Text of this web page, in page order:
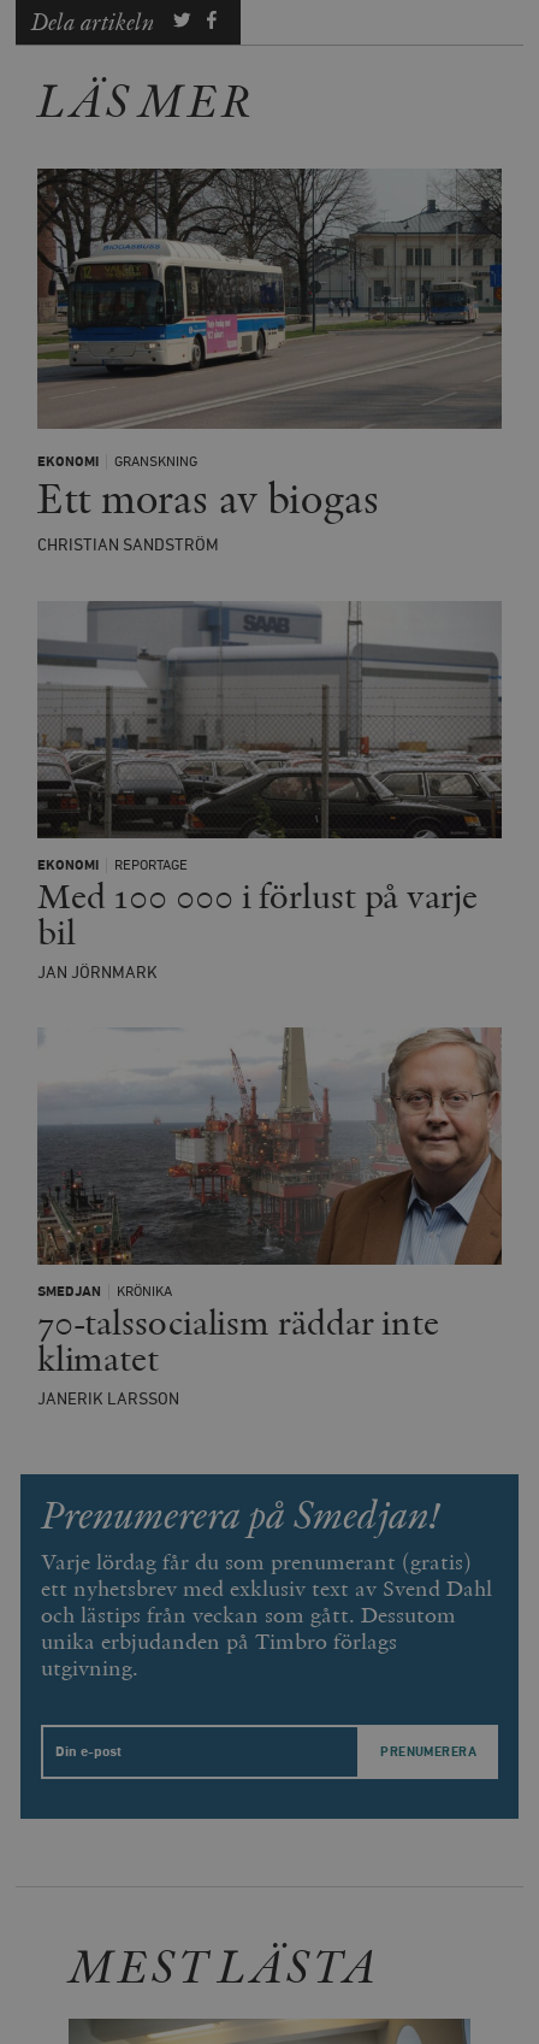
Dela artikeln
LÄS MER
EKONOMI GRANSKNING
Ett moras av biogas
CHRISTIAN SANDSTRÖM
EKONOMI REPORTAGE
Med 100 000 i förlust på varje
bil
JAN JÖRNMARK
SMEDJAN KRÖNIKA
70-talssocialism räddar inte
klimatet
JANERIK LARSSON
Prenumerera på Smedjan!
Varje lördag får du som prenumerant (gratis)
ett nyhetsbrev med exklusiv text av Svend Dahl
och lästips från veckan som gått. Dessutom
unika erbjudanden på Timbro förlags
utgivning.
Email
MEST LÄSTA